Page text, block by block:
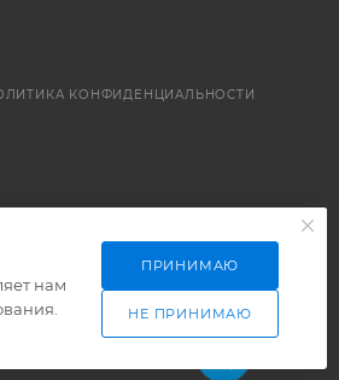
КОНФИДЕНЦИАЛЬНОСТИ
нам
ПРИНИМАЮ
НЕ ПРИНИМАЮ